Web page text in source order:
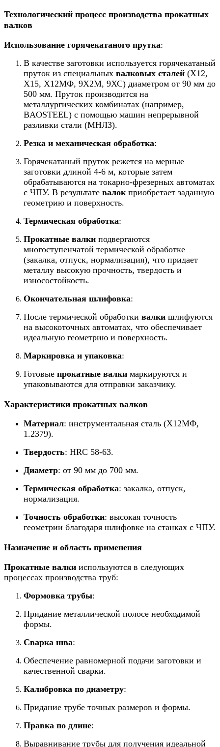
Технологический процесс производства прокатных
валков
Использование горячекатаного прутка:
В качестве заготовки используется горячекатаный
пруток из специальных валковых сталей (Х12,
Х15, Х12МФ, 9Х2М, 9ХС) диаметром от 90 мм до
500 мм. Пруток производится на
металлургических комбинатах (например,
BAOSTEEL) с помощью машин непрерывной
разливки стали (МНЛЗ).
Резка и механическая обработка:
Горячекатаный пруток режется на мерные
заготовки длиной 4-6 м, которые затем
обрабатываются на токарно-фрезерных автоматах
с ЧПУ. В результате валок приобретает заданную
геометрию и поверхность.
Термическая обработка:
Прокатные валки подвергаются
многоступенчатой термической обработке
(закалка, отпуск, нормализация), что придает
металлу высокую прочность, твердость и
износостойкость.
Окончательная шлифовка:
После термической обработки валки шлифуются
на высокоточных автоматах, что обеспечивает
идеальную геометрию и поверхность.
Маркировка и упаковка:
Готовые прокатные валки маркируются и
упаковываются для отправки заказчику.
Характеристики прокатных валков
Материал: инструментальная сталь (Х12МФ,
1.2379).
Твердость: HRC 58-63.
Диаметр: от 90 мм до 700 мм.
Термическая обработка: закалка, отпуск,
нормализация.
Точность обработки: высокая точность
геометрии благодаря шлифовке на станках с ЧПУ.
Назначение и область применения
Прокатные валки используются в следующих
процессах производства труб:
Формовка трубы:
Придание металлической полосе необходимой
формы.
Сварка шва:
Обеспечение равномерной подачи заготовки и
качественной сварки.
Калибровка по диаметру:
Придание трубе точных размеров и формы.
Правка по длине:
Выравнивание трубы для получения идеальной